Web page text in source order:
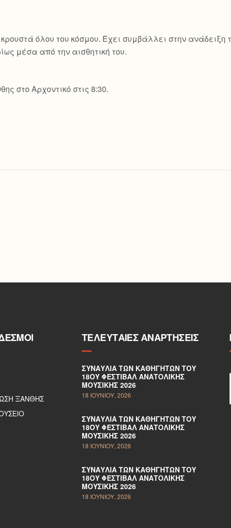
όλου του κόσμου. Έχει συμβάλλει στην ανάδειξη
μέσα από την αισθητική του.
στο Αρχοντικό στις 8:30.
ΞΑΝΘΗΣ
ΤΕΛΕΥΤΑΊΕΣ ΑΝΑΡΤΉΣΕΙΣ
ΣΥΝΑΥΛΊΑ ΤΩΝ ΚΑΘΗΓΗΤΏΝ ΤΟΥ
18ΟΥ ΦΕΣΤΙΒΆΛ ΑΝΑΤΟΛΙΚΉΣ
ΜΟΥΣΙΚΉΣ 2026
18 ΙΟΥΝΊΟΥ, 2026
ΣΥΝΑΥΛΊΑ ΤΩΝ ΚΑΘΗΓΗΤΏΝ ΤΟΥ
18ΟΥ ΦΕΣΤΙΒΆΛ ΑΝΑΤΟΛΙΚΉΣ
ΜΟΥΣΙΚΉΣ 2026
18 ΙΟΥΝΊΟΥ, 2026
ΣΥΝΑΥΛΊΑ ΤΩΝ ΚΑΘΗΓΗΤΏΝ ΤΟΥ
18ΟΥ ΦΕΣΤΙΒΆΛ ΑΝΑΤΟΛΙΚΉΣ
ΜΟΥΣΙΚΉΣ 2026
18 ΙΟΥΝΊΟΥ, 2026